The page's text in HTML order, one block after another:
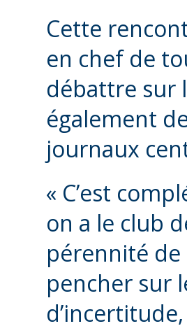
Cette
en chef de
débattre sur
également
journaux
« C’est
on a le club
pérennité de
pencher sur